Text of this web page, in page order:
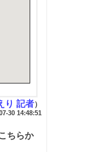
り 記者）
30 14:48:51
ちらか